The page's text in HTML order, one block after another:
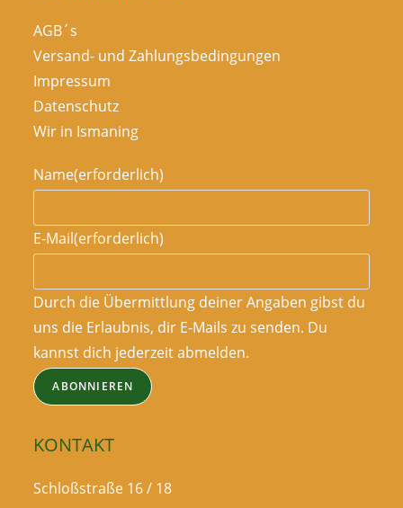
AGB´s
Versand- und Zahlungsbedingungen
Impressum
Datenschutz
Wir in Ismaning
Name(erforderlich)
E-Mail(erforderlich)
Durch die Übermittlung deiner Angaben gibst du
uns die Erlaubnis, dir E-Mails zu senden. Du
kannst dich jederzeit abmelden.
ABONNIEREN
KONTAKT
Schloßstraße 16 / 18